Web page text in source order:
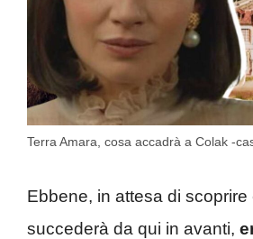
Terra Amara, cosa accadrà a Colak -
Ebbene, in attesa di scoprire
succederà da qui in avanti,